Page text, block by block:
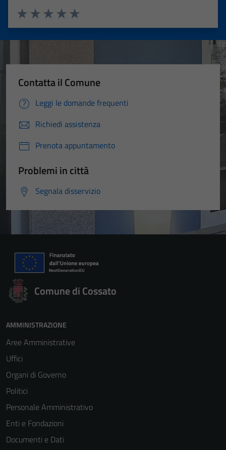
Valuta 5 stelle su 5
Valuta 4 stelle su 5
Valuta 3 stelle su 5
Valuta 2 stelle su 5
Valuta 1 stelle su 5
Contatta il Comune
Leggi le domande frequenti
Richiedi assistenza
Prenota appuntamento
Problemi in città
Segnala disservizio
Comune di Cossato
AMMINISTRAZIONE
Aree Amministrative
Uffici
Organi di Governo
Politici
Personale Amministrativo
Enti e Fondazioni
Documenti e Dati